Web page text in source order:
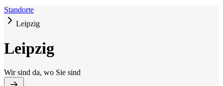
Standorte
Leipzig
Leipzig
Wir sind da, wo Sie sind